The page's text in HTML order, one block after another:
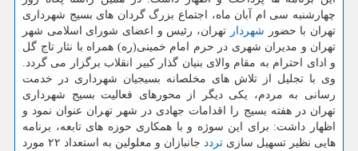
چهارشنبه سی ام آبان ماه، اجتماع بزرگ گردان های بسیج شهرداری
تهران با حضور شهردار تهران، رئیس و اعضای شورای اسلامی شهر
تهران و مدیران شهری در حرم امام خمینی(ره) همراه با نثار تاج گل
و ادای احترام به مقام والای بنیان گذار كبیر انقلاب برگزار می گردد.
وی با تجلیل از تلاش های مخلصانه بسیجیان شهرداری در خدمت
رسانی به مردم، یكی دیگر از محورهای فعالیت بسیج شهرداری
تهران در هفته بسیج را اقدامات جهادی در شهر تهران عنوان نمود و
اظهار داشت: برای این سوژه و با همكاری حوزه های تابعه، برنامه
هایی نظیر تسهیل سازی تردد
جانبازان و معلولین به استعداد ۲۲ مورد